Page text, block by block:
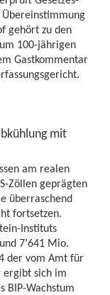
gehört zu den
100-jährigen
Gastkommentar
mit
am realen
Zöllen geprägten
überraschend
fortsetzen.
Instituts
7’641 Mio.
der vom Amt für
ergibt sich im
BIP-Wachstum